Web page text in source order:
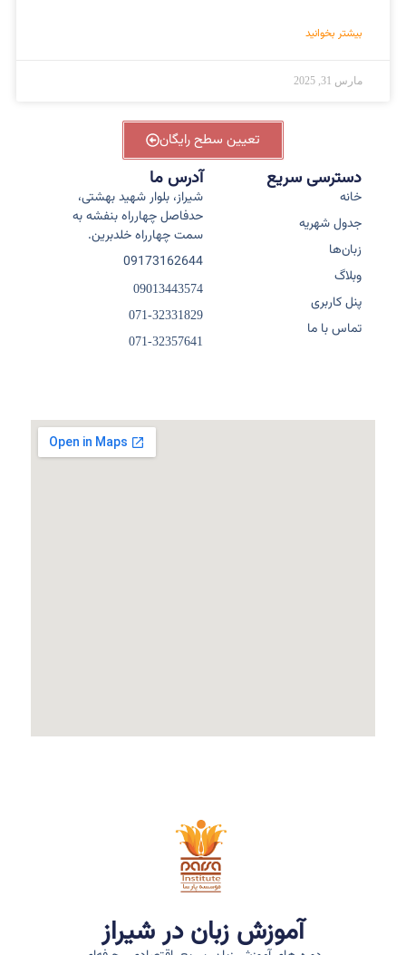
بیشتر بخوانید
مارس 31, 2025
تعیین سطح رایگان
آموزش زبان در شیراز
دسترسی سریع
خانه
جدول شهریه
زبان‌ها
وبلاگ
پنل کاربری
تماس با ما
آدرس ما
شیراز، بلوار شهید بهشتی،
حدفاصل چهارراه بنفشه به
سمت چهارراه خلدبرین.
09173162644
09013443574
071-32331829
071-32357641